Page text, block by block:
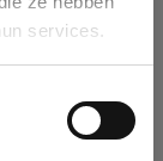
services.
VAT or
complete the
you can create